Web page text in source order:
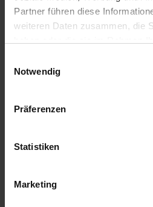
Partner führen diese
weiteren Daten zusammen, die
Notwendig
Präferenzen
Statistiken
Marketing